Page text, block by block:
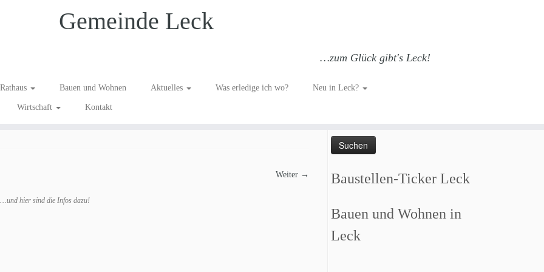
Gemeinde Leck
…zum Glück gibt's Leck!
Rathaus Bauen und Wohnen Aktuelles Was erledige ich wo? Neu in Leck?
Wirtschaft Kontakt
1
Weiter →
…und hier sind die Infos dazu!
Such dich GLÜCKlich…
Baustellen-Ticker Leck
Bauen und Wohnen in
Leck